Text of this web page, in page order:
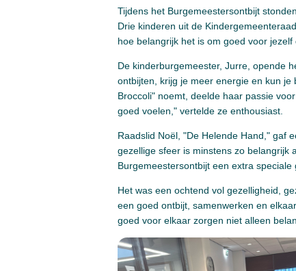
Tijdens het Burgemeestersontbijt
Drie kinderen uit de
hoe belangrijk het is om goed voor
De kinderburgemeester, Jurre, opende
ontbijten, krijg je meer energie en kun
Broccoli" noemt, deelde haar passie
goed voelen," vertelde ze enthousiast.
Raadslid Noël, "De Helende Hand," gaf
gezellige sfeer is minstens zo belangrijk
Burgemeestersontbijt een extra speciale
Het was een ochtend vol gezelligheid,
een goed ontbijt, samenwerken en
goed voor elkaar zorgen niet alleen